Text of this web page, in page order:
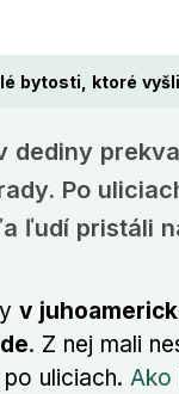
bytosti, ktoré
dediny
Po
ľudí pristáli
v
. Z nej mali
uliciach. Ako